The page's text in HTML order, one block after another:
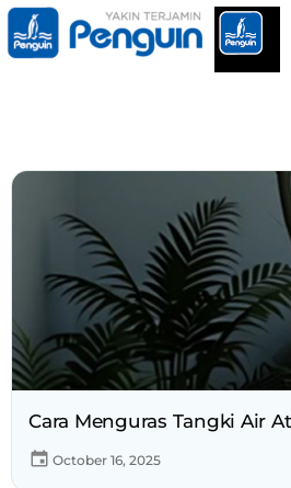
Cara Menguras Tangki Air
October 16, 2025